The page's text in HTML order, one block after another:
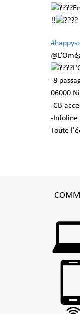
!!
-8
06000
-CB
-Infoline
Toute